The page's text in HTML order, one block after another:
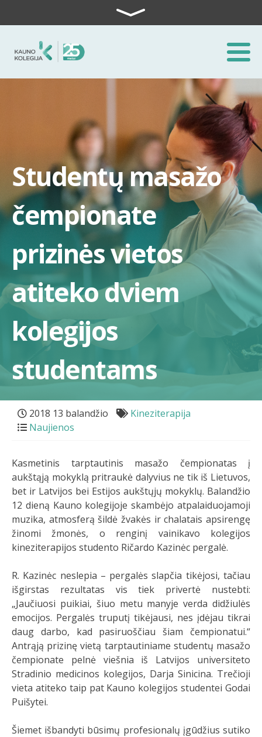
Studentų masažo
čempionate
prizinės vietos
atiteko dviem
kolegijos
studentams
2018 13 balandžio
Kineziterapija
Naujienos
Kasmetinis tarptautinis masažo čempionatas į
aukštąją mokyklą pritraukė dalyvius ne tik iš Lietuvos,
bet ir Latvijos bei Estijos aukštųjų mokyklų. Balandžio
12 dieną Kauno kolegijoje skambėjo atpalaiduojamoji
muzika, atmosferą šildė žvakės ir chalatais apsirengę
žinomi žmonės, o renginį vainikavo kolegijos
kineziterapijos studento Ričardo Kazinėc pergalė.
R. Kazinėc neslepia – pergalės slapčia tikėjosi, tačiau
išgirstas rezultatas vis tiek privertė nustebti:
„Jaučiuosi puikiai, šiuo metu manyje verda didžiulės
emocijos. Pergalės truputį tikėjausi, nes įdėjau tikrai
daug darbo, kad pasiruoščiau šiam čempionatui.“
Antrąją prizinę vietą tarptautiniame studentų masažo
čempionate pelnė viešnia iš Latvijos universiteto
Stradinio medicinos kolegijos, Darja Sinicina. Trečioji
vieta atiteko taip pat Kauno kolegijos studentei Godai
Puišytei.
Šiemet išbandyti būsimų profesionalų įgūdžius sutiko